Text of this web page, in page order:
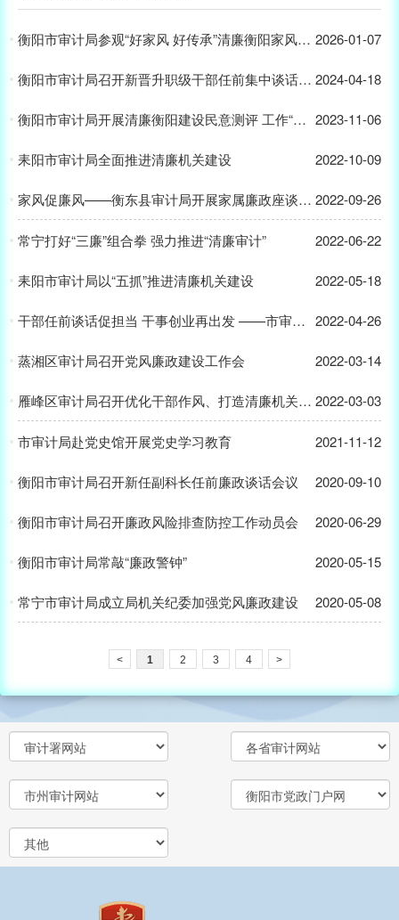
衡阳市审计局参观“好家风 好传承”清廉衡阳家风助廉主题展主题党日活动 2026-01-07
衡阳市审计局召开新晋升职级干部任前集中谈话会议 2024-04-18
衡阳市审计局开展清廉衡阳建设民意测评 工作“进村入户大走访”活动 2023-11-06
耒阳市审计局全面推进清廉机关建设 2022-10-09
家风促廉风——衡东县审计局开展家属廉政座谈会活动 2022-09-26
常宁打好“三廉”组合拳 强力推进“清廉审计” 2022-06-22
耒阳市审计局以“五抓”推进清廉机关建设 2022-05-18
干部任前谈话促担当 干事创业再出发 ——市审计局召开正科实职干部任前谈话会议 2022-04-26
蒸湘区审计局召开党风廉政建设工作会 2022-03-14
雁峰区审计局召开优化干部作风、打造清廉机关的作风整顿活动推进会 2022-03-03
市审计局赴党史馆开展党史学习教育 2021-11-12
衡阳市审计局召开新任副科长任前廉政谈话会议 2020-09-10
衡阳市审计局召开廉政风险排查防控工作动员会 2020-06-29
衡阳市审计局常敲“廉政警钟” 2020-05-15
常宁市审计局成立局机关纪委加强党风廉政建设 2020-05-08
< 1 2 3 4 >